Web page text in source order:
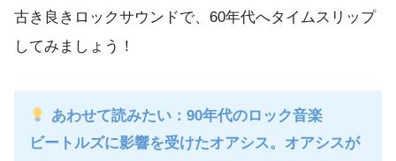
古き良きロックサウンドで、60年代へタイムスリップ
してみましょう！
あわせて読みたい：90年代のロック音楽
ビートルズに影響を受けたオアシス。オアシスが